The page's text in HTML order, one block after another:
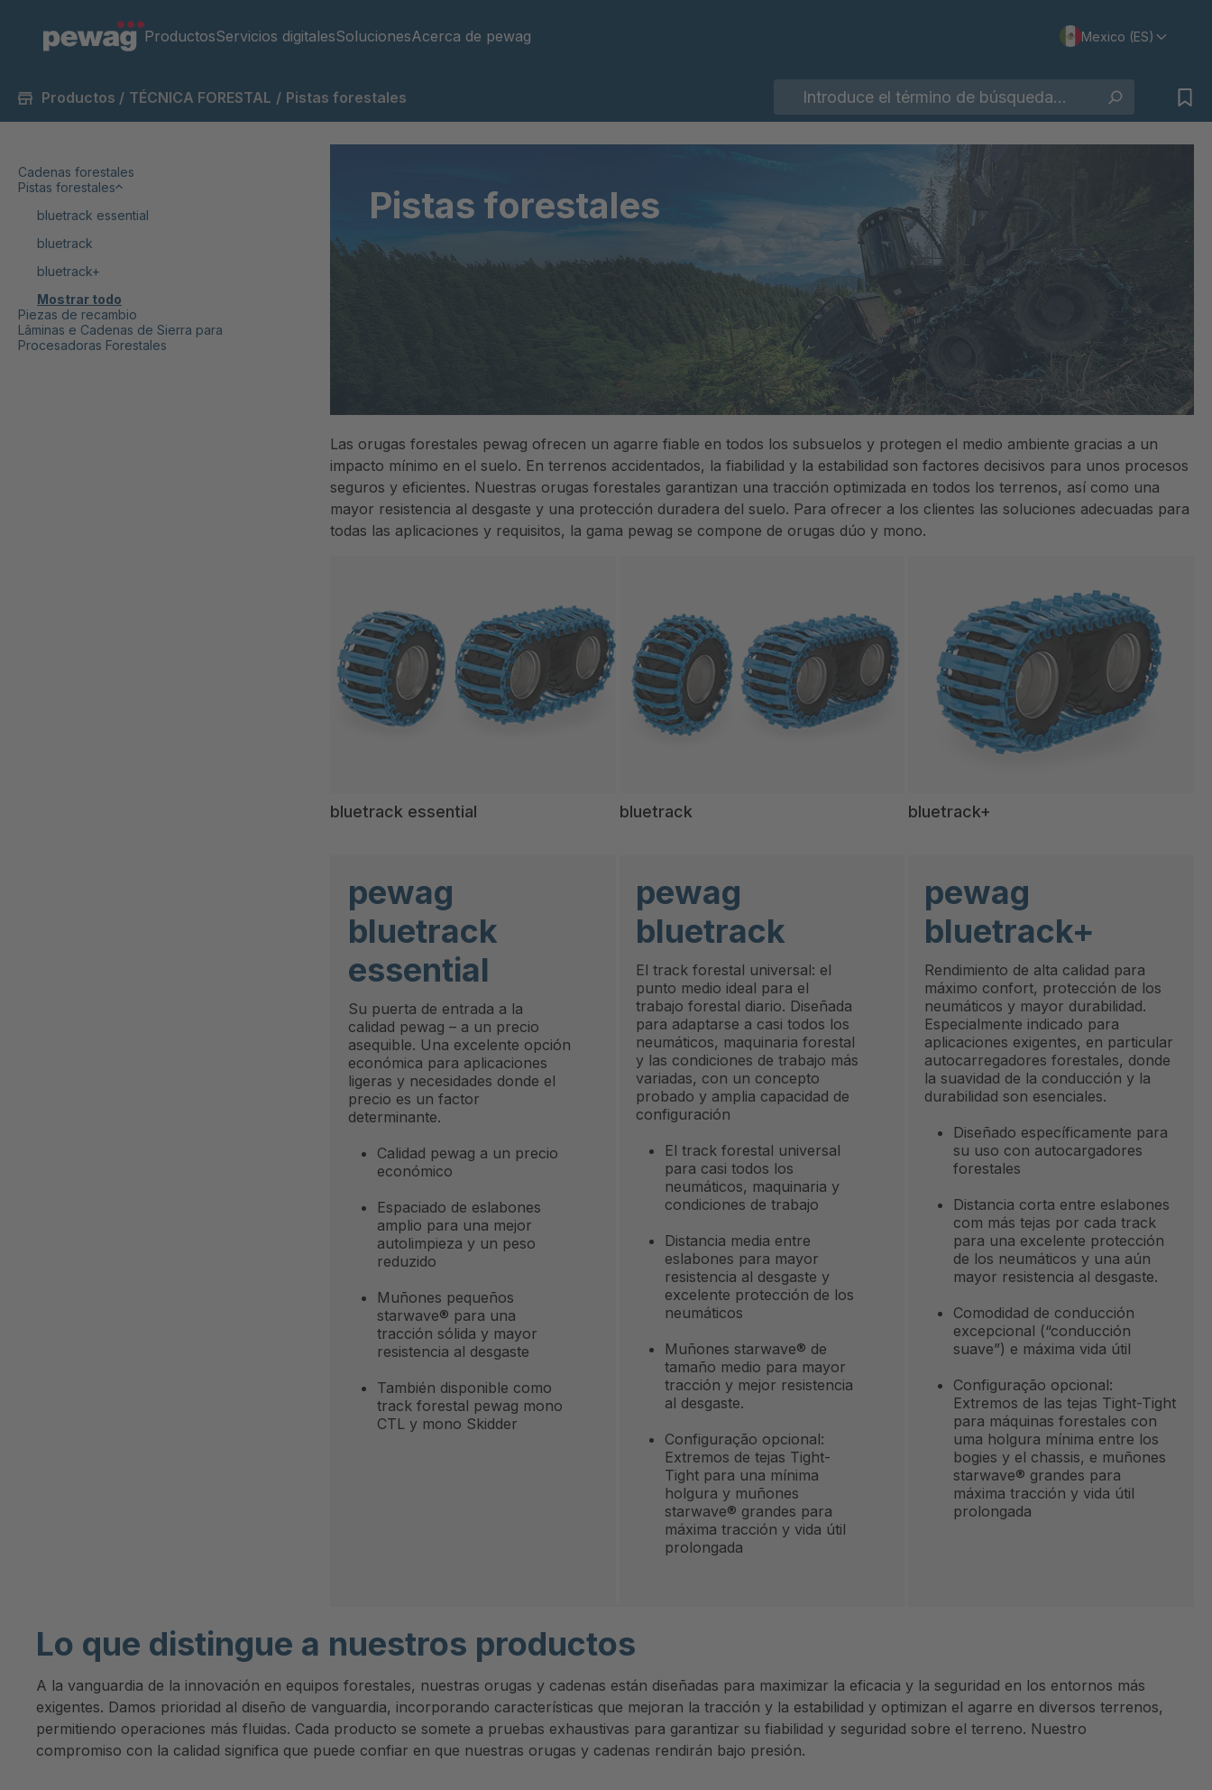
ProductosServicios digitalesSolucionesAcerca de pewag Mexico (ES)
Productos / TÉCNICA FORESTAL / Pistas forestales
Cadenas forestales
Pistas forestales
bluetrack essential
bluetrack
bluetrack+
Mostrar todo
Piezas de recambio
Lâminas e Cadenas de Sierra para
Procesadoras Forestales
Pistas forestales
Las orugas forestales pewag ofrecen un agarre fiable en todos los subsuelos y protegen el medio ambiente gracias a un
impacto mínimo en el suelo. En terrenos accidentados, la fiabilidad y la estabilidad son factores decisivos para unos procesos
seguros y eficientes. Nuestras orugas forestales garantizan una tracción optimizada en todos los terrenos, así como una
mayor resistencia al desgaste y una protección duradera del suelo. Para ofrecer a los clientes las soluciones adecuadas para
todas las aplicaciones y requisitos, la gama pewag se compone de orugas dúo y mono.
bluetrack essential bluetrack bluetrack+
pewag
bluetrack
essential
Su puerta de entrada a la
calidad pewag – a un precio
asequible. Una excelente opción
económica para aplicaciones
ligeras y necesidades donde el
precio es un factor
determinante.
Calidad pewag a un precio
económico
Espaciado de eslabones
amplio para una mejor
autolimpieza y un peso
reduzido
Muñones pequeños
starwave® para una
tracción sólida y mayor
resistencia al desgaste
También disponible como
track forestal pewag mono
CTL y mono Skidder
pewag
bluetrack
El track forestal universal: el
punto medio ideal para el
trabajo forestal diario. Diseñada
para adaptarse a casi todos los
neumáticos, maquinaria forestal
y las condiciones de trabajo más
variadas, con un concepto
probado y amplia capacidad de
configuración
El track forestal universal
para casi todos los
neumáticos, maquinaria y
condiciones de trabajo
Distancia media entre
eslabones para mayor
resistencia al desgaste y
excelente protección de los
neumáticos
Muñones starwave® de
tamaño medio para mayor
tracción y mejor resistencia
al desgaste.
Configuração opcional:
Extremos de tejas Tight-
Tight para una mínima
holgura y muñones
starwave® grandes para
máxima tracción y vida útil
prolongada
pewag
bluetrack+
Rendimiento de alta calidad para
máximo confort, protección de los
neumáticos y mayor durabilidad.
Especialmente indicado para
aplicaciones exigentes, en particular
autocarregadores forestales, donde
la suavidad de la conducción y la
durabilidad son esenciales.
Diseñado específicamente para
su uso con autocargadores
forestales
Distancia corta entre eslabones
com más tejas por cada track
para una excelente protección
de los neumáticos y una aún
mayor resistencia al desgaste.
Comodidad de conducción
excepcional (“conducción
suave”) e máxima vida útil
Configuração opcional:
Extremos de las tejas Tight-Tight
para máquinas forestales con
uma holgura mínima entre los
bogies y el chassis, e muñones
starwave® grandes para
máxima tracción y vida útil
prolongada
Lo que distingue a nuestros productos
A la vanguardia de la innovación en equipos forestales, nuestras orugas y cadenas están diseñadas para maximizar la eficacia y la seguridad en los entornos más
exigentes. Damos prioridad al diseño de vanguardia, incorporando características que mejoran la tracción y la estabilidad y optimizan el agarre en diversos terrenos,
permitiendo operaciones más fluidas. Cada producto se somete a pruebas exhaustivas para garantizar su fiabilidad y seguridad sobre el terreno. Nuestro
compromiso con la calidad significa que puede confiar en que nuestras orugas y cadenas rendirán bajo presión.